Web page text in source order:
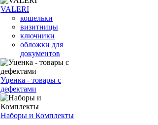
VALERI
кошельки
визитницы
ключники
обложки для
документов
Уценка - товары с
дефектами
Наборы и Комплекты